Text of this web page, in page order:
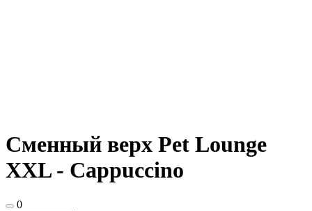
Сменный верх Pet Lounge
XXL - Cappuccino
0